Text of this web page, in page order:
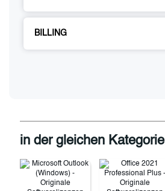
BILLING
in der gleichen Kategorie